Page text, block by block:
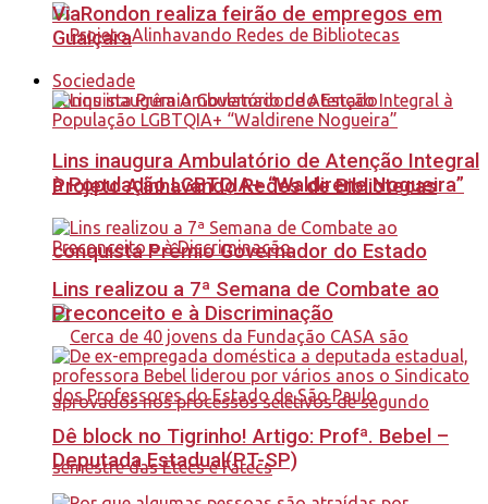
Projeto Alinhavando Redes de Bibliotecas
conquista Prêmio Governador do Estado
ViaRondon realiza feirão de empregos em
Guaiçara
Sociedade
Lins inaugura Ambulatório de Atenção Integral
à População LGBTQIA+ “Waldirene Nogueira”
Lins realizou a 7ª Semana de Combate ao
Preconceito e à Discriminação
Dê block no Tigrinho! Artigo: Profª. Bebel –
Deputada Estadual(PT-SP)